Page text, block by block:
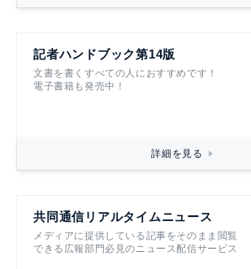
記者ハンドブック第14版
文書を書くすべての人におすすめです！
電子書籍も発売中！
詳細を見る
共同通信リアルタイムニュース
メディアに提供している記事をそのまま閲覧
できる広報部門必見のニュース配信サービス